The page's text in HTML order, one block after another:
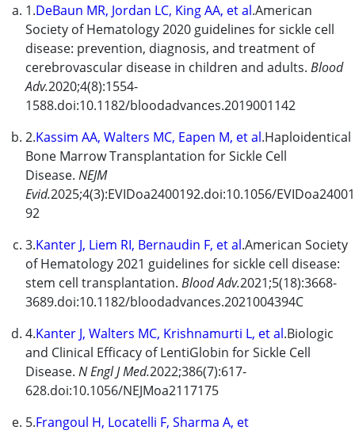
1.DeBaun MR, Jordan LC, King AA, et al.American
Society of Hematology 2020 guidelines for sickle cell
disease: prevention, diagnosis, and treatment of
cerebrovascular disease in children and adults. Blood
Adv.2020;4(8):1554-
1588.doi:10.1182/bloodadvances.2019001142
2.Kassim AA, Walters MC, Eapen M, et al.Haploidentical
Bone Marrow Transplantation for Sickle Cell
Disease. NEJM
Evid.2025;4(3):EVIDoa2400192.doi:10.1056/EVIDoa24001
92
3.Kanter J, Liem RI, Bernaudin F, et al.American Society
of Hematology 2021 guidelines for sickle cell disease:
stem cell transplantation. Blood Adv.2021;5(18):3668-
3689.doi:10.1182/bloodadvances.2021004394C
4.Kanter J, Walters MC, Krishnamurti L, et al.Biologic
and Clinical Efficacy ofLentiGlobin for Sickle Cell
Disease. N Engl J Med.2022;386(7):617-
628.doi:10.1056/NEJMoa2117175
5.Frangoul H, Locatelli F, Sharma A, et